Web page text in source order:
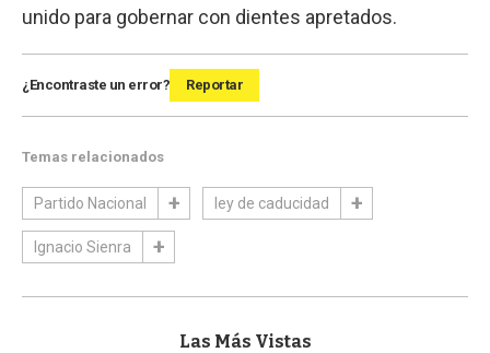
unido para gobernar con dientes apretados.
¿Encontraste un error? Reportar
Temas relacionados
Partido Nacional ley de caducidad
Ignacio Sienra
Las Más Vistas